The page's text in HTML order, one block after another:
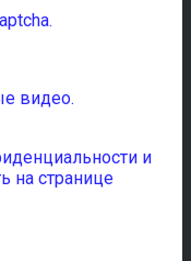
видео.
и
на странице